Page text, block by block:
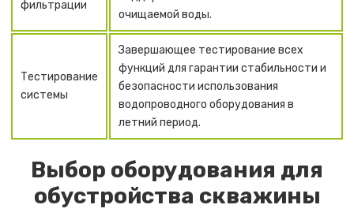
фильтрации
очищаемой воды.
Тестирование
системы
Завершающее тестирование всех
функций для гарантии стабильности и
безопасности использования
водопроводного оборудования в
летний период.
Выбор оборудования для
обустройства скважины